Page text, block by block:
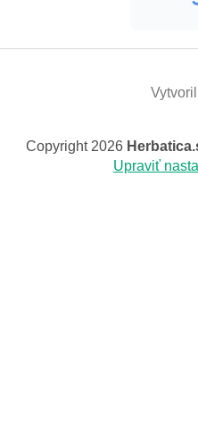
Copyright 2026
Upraviť